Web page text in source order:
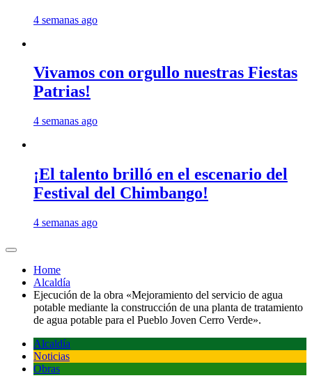
4 semanas ago
Vivamos con orgullo nuestras Fiestas
Patrias!
4 semanas ago
¡El talento brilló en el escenario del
Festival del Chimbango!
4 semanas ago
Home
Alcaldía
Ejecución de la obra «Mejoramiento del servicio de agua
potable mediante la construcción de una planta de tratamiento
de agua potable para el Pueblo Joven Cerro Verde».
Alcaldía
Noticias
Obras